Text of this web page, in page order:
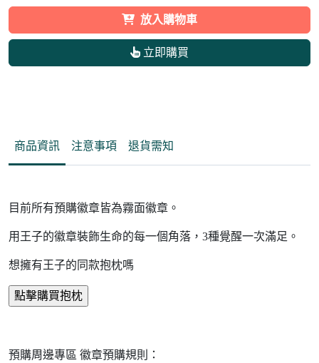
放入購物車
立即購買
商品資訊 注意事項 退貨需知
目前所有預購徽章皆為霧面徽章。
用王子的徽章裝飾生命的每一個角落，3種覺醒一次滿足。
想擁有王子的同款抱枕嗎
預購周邊專區 徽章預購規則：